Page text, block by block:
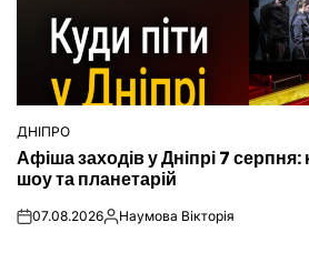
ОПУБЛІКУВАТИ
У
ДНІПРО
Афіша заходів у Дніпрі 7 серпня:
шоу та планетарій
on07.08.2026Опубліковано
Наумова Вікторія